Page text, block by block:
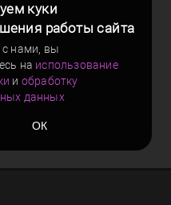
куки
работы сайта
с нами, вы
на использование
и обработку
данных
ОК